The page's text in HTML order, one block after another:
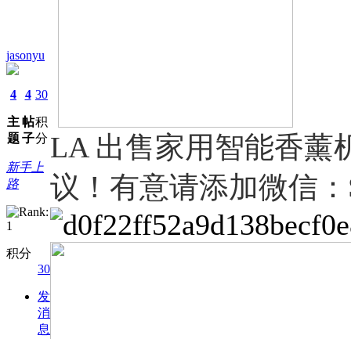
jasonyu
4
主
题
4
帖
子
30
积
分
新手上
路
积分
30
发
消
息
LA 出售家用智能香薰
议！有意请添加微信